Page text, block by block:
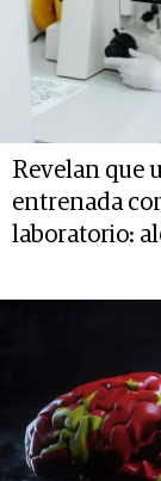
Revelan que
entrenada
laboratorio: